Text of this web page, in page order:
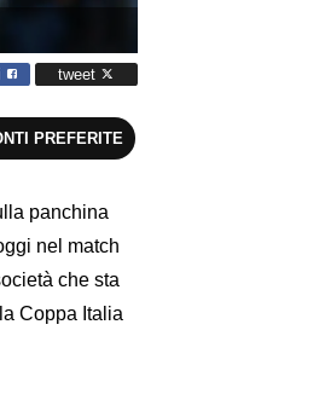
tweet
PREFERITE
panchina
nel match
che sta
Coppa Italia